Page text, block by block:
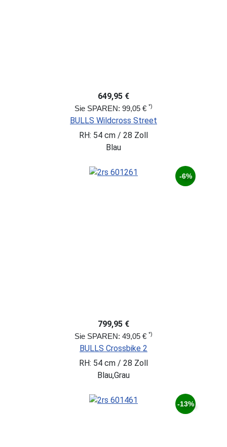
649,95 €
Sie SPAREN: 99,05 € *)
BULLS Wildcross Street
RH: 54 cm / 28 Zoll
Blau
-6%
799,95 €
Sie SPAREN: 49,05 € *)
BULLS Crossbike 2
RH: 54 cm / 28 Zoll
Blau,Grau
-13%